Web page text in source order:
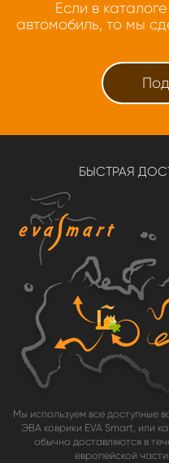
Если в
автомобиль, то мы
БЫСТРАЯ
Мы используем все доступные
ЭВА коврики EVA Smart, или
обычно доставляются в
европейской